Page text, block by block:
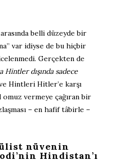
belli düzeyde bir
var idiyse de bu hiçbir
Gerçekten de
Hintler dışında sadece
Hintleri Hitler’e karşı
vermeye çağıran bir
– en hafif tâbirle –
nüvenin
Hindistan’ı